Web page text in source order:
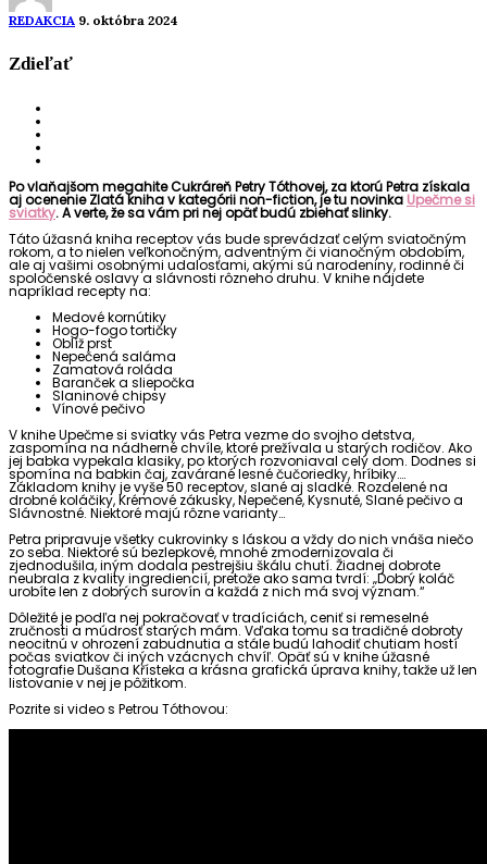
REDAKCIA 9. októbra 2024
Zdieľať
Po vlaňajšom megahite Cukráreň Petry Tóthovej, za ktorú Petra získala
aj ocenenie Zlatá kniha v kategórii non-fiction, je tu novinka Upečme si
sviatky. A verte, že sa vám pri nej opäť budú zbiehať slinky.
Táto úžasná kniha receptov vás bude sprevádzať celým sviatočným
rokom, a to nielen veľkonočným, adventným či vianočným obdobím,
ale aj vašimi osobnými udalosťami, akými sú narodeniny, rodinné či
spoločenské oslavy a slávnosti rôzneho druhu. V knihe nájdete
napríklad recepty na:
Medové kornútiky
Hogo-fogo tortičky
Oblíž prst
Nepečená saláma
Zamatová roláda
Baranček a sliepočka
Slaninové chipsy
Vínové pečivo
V knihe Upečme si sviatky vás Petra vezme do svojho detstva,
zaspomína na nádherné chvíle, ktoré prežívala u starých rodičov. Ako
jej babka vypekala klasiky, po ktorých rozvoniaval celý dom. Dodnes si
spomína na babkin čaj, zavárané lesné čučoriedky, hríbiky….
Základom knihy je vyše 50 receptov, slané aj sladké. Rozdelené na
drobné koláčiky, Krémové zákusky, Nepečené, Kysnuté, Slané pečivo a
Slávnostné. Niektoré majú rôzne varianty…
Petra pripravuje všetky cukrovinky s láskou a vždy do nich vnáša niečo
zo seba. Niektoré sú bezlepkové, mnohé zmodernizovala či
zjednodušila, iným dodala pestrejšiu škálu chutí. Žiadnej dobrote
neubrala z kvality ingrediencií, pretože ako sama tvrdí: „Dobrý koláč
urobíte len z dobrých surovín a každá z nich má svoj význam.“
Dôležité je podľa nej pokračovať v tradíciách, ceniť si remeselné
zručnosti a múdrosť starých mám. Vďaka tomu sa tradičné dobroty
neocitnú v ohrození zabudnutia a stále budú lahodiť chutiam hostí
počas sviatkov či iných vzácnych chvíľ. Opäť sú v knihe úžasné
fotografie Dušana Křísteka a krásna grafická úprava knihy, takže už len
listovanie v nej je pôžitkom.
Pozrite si video s Petrou Tóthovou: